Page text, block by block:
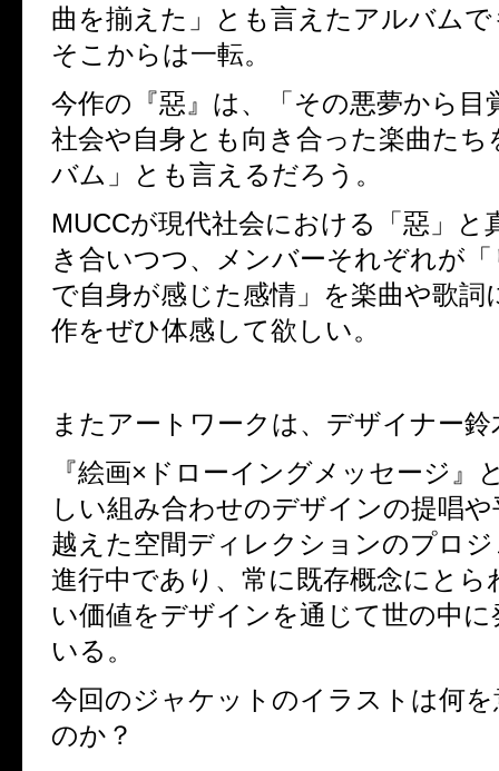
曲を揃えた」とも言えたアルバム
そこからは一転。
今作の『惡』は、「その悪夢から目
社会や自身とも向き合った楽曲たち
バム」とも言えるだろう。
MUCCが現代社会における「惡」と
き合いつつ、
メンバーそれぞれが
で自身が感じた感情」を楽曲や歌詞
作をぜひ体感して欲しい。
またアートワークは、デザイナー鈴
『絵画×ドローイングメッセージ』
しい組み合わせのデザインの提唱や
越えた空間ディレクションのプロ
進行中であり、常に既存概念にとら
い価値をデザインを通じて世の中
いる。
今回のジャケットのイラストは何
のか？